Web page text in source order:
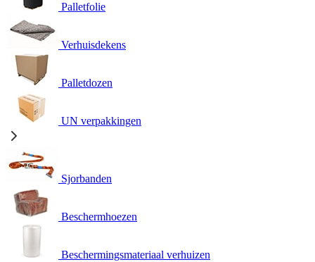
Palletfolie
Verhuisdekens
Palletdozen
UN verpakkingen
Sjorbanden
Beschermhoezen
Beschermingsmateriaal verhuizen